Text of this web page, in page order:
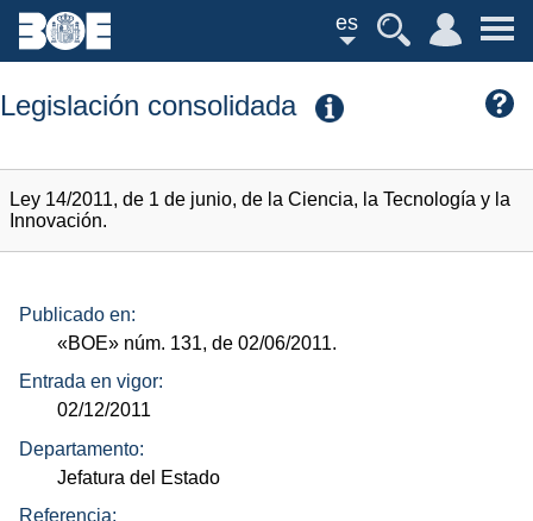
es
Legislación consolidada
Ley 14/2011, de 1 de junio, de la Ciencia, la Tecnología y la
Innovación.
Publicado en:
«BOE» núm. 131, de 02/06/2011.
Entrada en vigor:
02/12/2011
Departamento:
Jefatura del Estado
Referencia: